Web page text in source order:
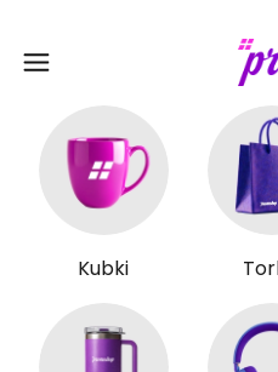
Kubki